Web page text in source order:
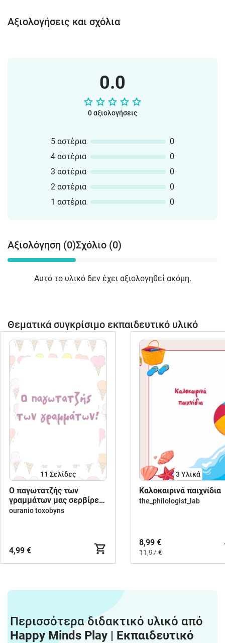
Αξιολογήσεις και σχόλια
0.0
0 αξιολογήσεις
5 αστέρια
0
4 αστέρια
0
3 αστέρια
0
2 αστέρια
0
1 αστέρια
0
Αξιολόγηση (0)Σχόλιο (0)
Αυτό το υλικό δεν έχει αξιολογηθεί ακόμη.
Θεματικά συγκρίσιμο εκπαιδευτικό υλικό
11 Σελίδες
O παγωτατζής των
γραμμάτων μας σερβίρει
κεφαλαία και πεζά!
ouranio toxobyns
4,99 €
3 Υλικά
Καλοκαιρινά παιχνίδια
the_philologist_lab
8,99 €
11,97 €
Περισσότερα διδακτικό υλικό από
Happy Minds Play | Εκπαιδευτικό